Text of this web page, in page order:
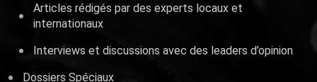
Articles rédigés par des experts locaux et
internationaux
Interviews et discussions avec des leaders d’opinion
Dossiers Spéciaux